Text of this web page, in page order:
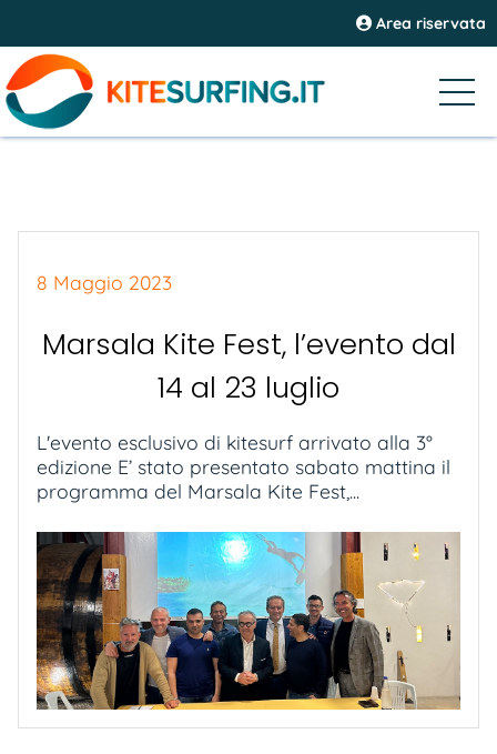
Area riservata
8 Maggio 2023
Marsala Kite Fest, l’evento dal
14 al 23 luglio
L'evento esclusivo di kitesurf arrivato alla 3°
edizione E’ stato presentato sabato mattina il
programma del Marsala Kite Fest,...